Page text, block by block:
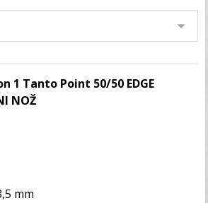
1 Tanto Point 50/50 EDGE
NOŽ
mm